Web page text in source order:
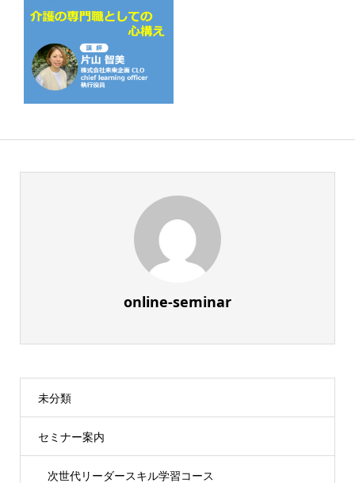
online-seminar
未分類
セミナー案内
次世代リーダースキル学習コース